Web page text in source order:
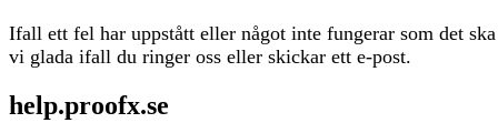
Ifall ett fel har uppstått eller något inte fungerar som det
vi glada ifall du ringer oss eller skickar ett e-post.
help.proofx.se